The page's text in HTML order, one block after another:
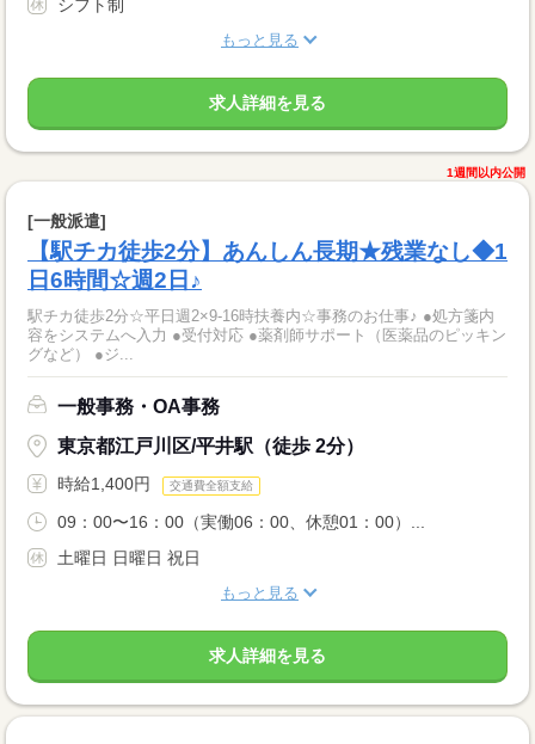
シフト制
もっと見る
求人詳細を見る
1週間以内公開
[一般派遣]
【駅チカ徒歩2分】あんしん長期★残業なし◆1
日6時間☆週2日♪
駅チカ徒歩2分☆平日週2×9-16時扶養内☆事務のお仕事♪ ●処方箋内
容をシステムへ入力 ●受付対応 ●薬剤師サポート（医薬品のピッキン
グなど） ●ジ...
一般事務・OA事務
東京都江戸川区/平井駅（徒歩 2分）
時給1,400円 交通費全額支給
09：00〜16：00（実働06：00、休憩01：00）...
土曜日 日曜日 祝日
もっと見る
求人詳細を見る